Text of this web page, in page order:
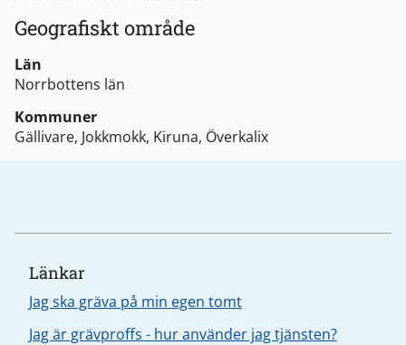
Geografiskt område
Län
Norrbottens län
Kommuner
Gällivare, Jokkmokk, Kiruna, Överkalix
Länkar
Jag ska gräva på min egen tomt
Jag är grävproffs - hur använder jag tjänsten?